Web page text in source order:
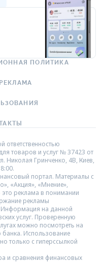
ПОЛИТИКА
РЕКЛАМА
ответственностью
товаров и услуг № 37423 от
Николая Гринченко, 4В, Киев,
портал. Материалы с
«Акция», «Мнение»,
это реклама в понимании
рекламы
Информация на данной
услуг. Проверенную
можно посмотреть на
банка. Использование
только с гиперссылкой
и сравнения финансовых